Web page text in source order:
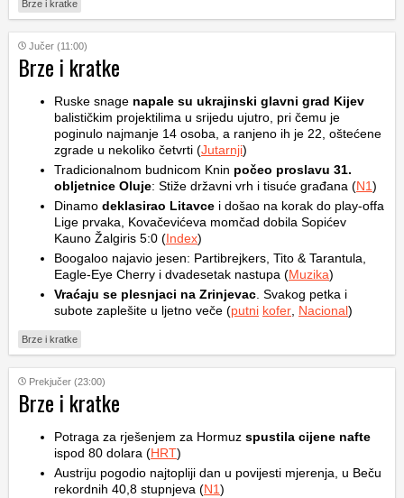
Brze i kratke
Jučer (11:00)
Brze i kratke
Ruske snage napale su ukrajinski glavni grad Kijev
balističkim projektilima u srijedu ujutro, pri čemu je
poginulo najmanje 14 osoba, a ranjeno ih je 22, oštećene
zgrade u nekoliko četvrti (Jutarnji)
Tradicionalnom budnicom Knin počeo proslavu 31.
obljetnice Oluje: Stiže državni vrh i tisuće građana (N1)
Dinamo deklasirao Litavce i došao na korak do play-offa
Lige prvaka, Kovačevićeva momčad dobila Sopićev
Kauno Žalgiris 5:0 (Index)
Boogaloo najavio jesen: Partibrejkers, Tito & Tarantula,
Eagle-Eye Cherry i dvadesetak nastupa (Muzika)
Vraćaju se plesnjaci na Zrinjevac . Svakog petka i
subote zaplešite u ljetno veče (putni kofer Nacional)
Brze i kratke
Prekjučer (23:00)
Brze i kratke
Potraga za rješenjem za Hormuz spustila cijene nafte
ispod 80 dolara (HRT)
Austriju pogodio najtopliji dan u povijesti mjerenja, u Beču
rekordnih 40,8 stupnjeva (N1)